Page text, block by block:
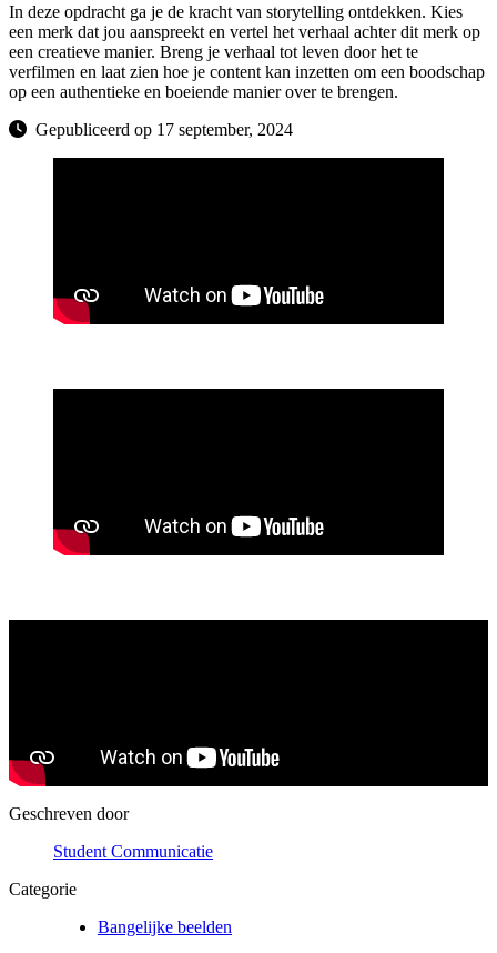
In deze opdracht ga je de kracht van storytelling ontdekken. Kies
een merk dat jou aanspreekt en vertel het verhaal achter dit merk op
een creatieve manier. Breng je verhaal tot leven door het te
verfilmen en laat zien hoe je content kan inzetten om een boodschap
op een authentieke en boeiende manier over te brengen.
Gepubliceerd op 17 september, 2024
Geschreven door
Student Communicatie
Categorie
Bangelijke beelden